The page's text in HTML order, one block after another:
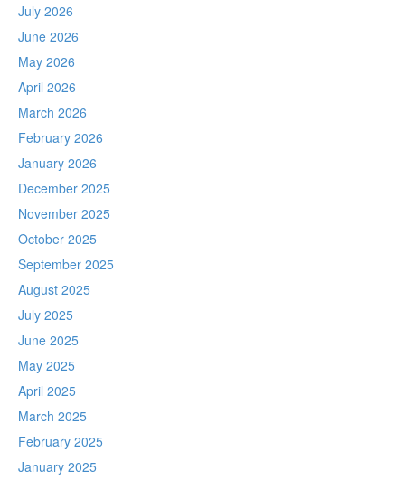
July 2026
June 2026
May 2026
April 2026
March 2026
February 2026
January 2026
December 2025
November 2025
October 2025
September 2025
August 2025
July 2025
June 2025
May 2025
April 2025
March 2025
February 2025
January 2025